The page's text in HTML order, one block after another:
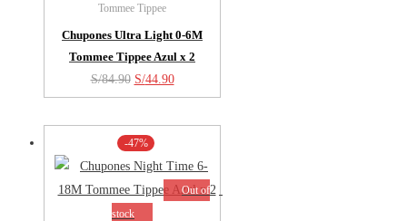
Tommee Tippee
Chupones Ultra Light 0-6M
Tommee Tippee Azul x 2
S/84.90 El
precio
original
era:
S/84.90.
S/44.90El
precio
actual
S/44.90.
-47%
Out of
stock